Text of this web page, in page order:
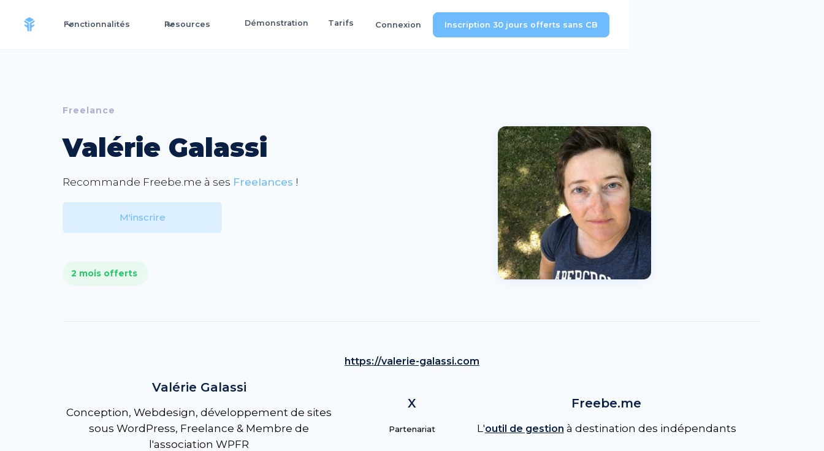
Fonctionnalités Resources Démonstration Tarifs Connexion Inscription 30 jours offerts sans CB
Freelance
Valérie Galassi
Recommande Freebe.me à ses Freelances !
M'inscrire
2 mois offerts
https://valerie-galassi.com
Valérie Galassi
Conception, Webdesign, développement de sites
sous WordPress, Freelance & Membre de
l'association WPFR
X
Partenariat
Freebe.me
L'outil de gestion à destination des indépendants